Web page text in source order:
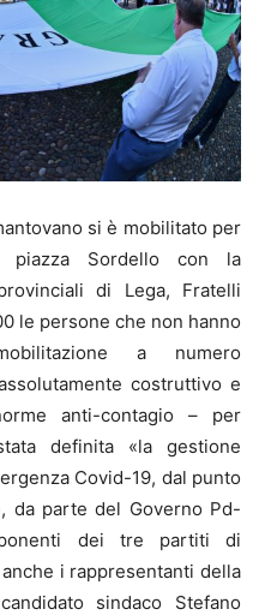
si è mobilitato per
Sordello con la
di Lega, Fratelli
le persone che non hanno
a numero
costruttivo e
anti-contagio – per
definita «la gestione
Covid-19, dal punto
da parte del Governo Pd-
dei tre partiti di
i rappresentanti della
sindaco Stefano